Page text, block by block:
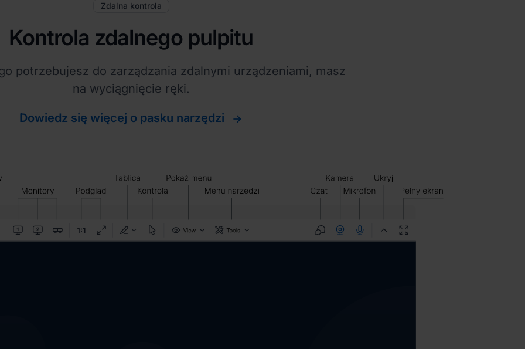
Zdalna kontrola
Kontrola zdalnego pulpitu
potrzebujesz do zarządzania zdalnymi urządzeniami, masz
na wyciągnięcie ręki.
Dowiedz się więcej o pasku narzędzi